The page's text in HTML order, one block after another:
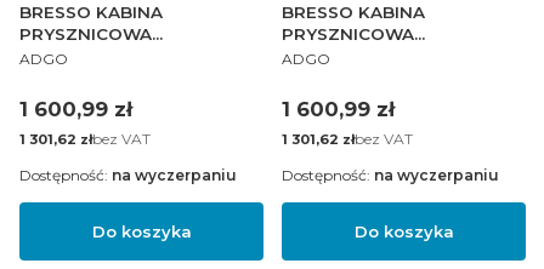
BRESSO KABINA
PRYSZNICOWA
NATRYSKOWA OKRĄGŁA
CHROM
PRODUCENT
ADGO
Cena
1 600,99 zł
Cena
1 301,62 złbez VAT
Do koszyka
Dostępność: na wyczerpaniu
BRESSO KABINA
PRYSZNICOWA
NATRYSKOWA OKRĄGŁA
CZARNA
PRODUCENT
ADGO
Cena
1 600,99 zł
Cena
1 301,62 złbez VAT
Do koszyka
Dostępność: na wyczerpaniu